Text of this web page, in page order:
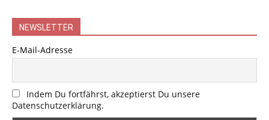
NEWSLETTER
E-Mail-Adresse
Indem Du fortfährst, akzeptierst Du unsere
Datenschutzerklärung.